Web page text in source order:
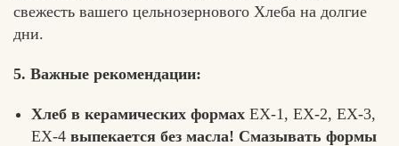
свежесть вашего цельнозернового Хлеба на долгие
дни.
5. Важные рекомендации:
Хлеб в керамических формах ЕХ-1, ЕХ-2, ЕХ-3,
ЕХ-4 выпекается без масла! Смазывать формы